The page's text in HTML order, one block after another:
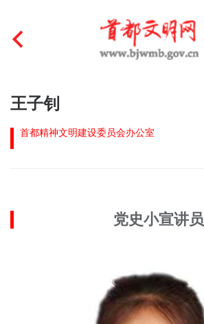
首页
文明创建
未成年人思想道德建设
王子钊
首都精神文明建设委员会办公室
党史小宣讲员